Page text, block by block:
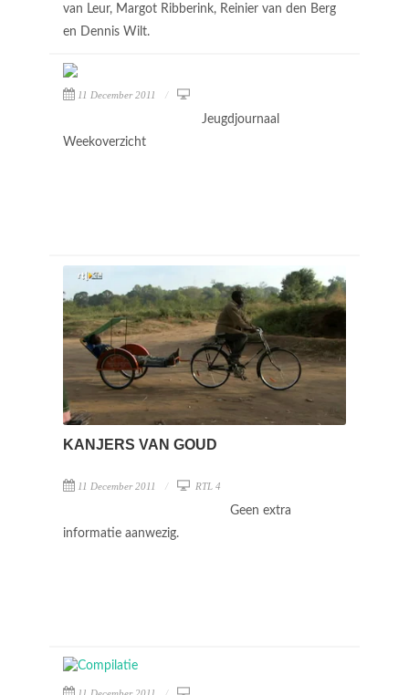
van Leur, Margot Ribberink, Reinier van den Berg
en Dennis Wilt.
11 December 2011
Jeugdjournaal
Weekoverzicht
KANJERS VAN GOUD
11 December 2011 RTL 4
Geen extra
informatie aanwezig.